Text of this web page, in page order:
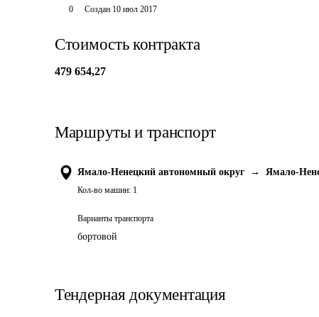
0 Создан 10 июл 2017
Стоимость контракта
479 654,27
Маршруты и транспорт
Ямало-Ненецкий автономный округ → Ямало-
Кол-во машин: 1
Варианты транспорта
бортовой
Тендерная документация